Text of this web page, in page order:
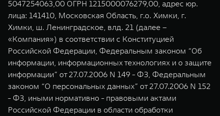
TANK 300
Следуй за открытиями
от 3 999 000 ₽
TANK 400
За пределы
от 5 599 000 ₽
Зарядные станции
ПОКУПКА АВТОМОБИЛЯ
TANK Финансы
Корпоративным клиентам
TANK ФИНАНСЫ
СЕРВИС
Калькулятор ТО
Нулевое ТО
Сервис
Специальные предложения
Моторные масла
Новости
5047254063,00 ОГРН 1215000076279,00, адрес юр.
лица: 141410, Московская Область, г.о. Химки, г.
Химки, ш. Ленинградское, влд. 21 (далее –
«Компания») в соответствии с Конституцией
Российской Федерации, Федеральным законом “Об
информации, информационных технологиях и о защите
информации” от 27.07.2006 N 149 - ФЗ, Федеральным
законом “О персональных данных” от 27.07.2006 N 152
- ФЗ, иными нормативно - правовыми актами
Российской Федерации в области обработки